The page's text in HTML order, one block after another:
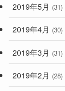
2019年5月 (31)
2019年4月 (30)
2019年3月 (31)
2019年2月 (28)